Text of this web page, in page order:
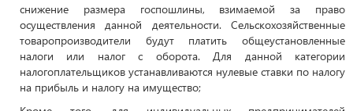
снижение размера госпошлины, взимаемой за право
осуществления данной деятельности. Сельскохозяйственные
товаропроизводители будут платить общеустановленные
налоги или налог с оборота. Для данной категории
налогоплательщиков устанавливаются нулевые ставки по налогу
на прибыль и налогу на имущество;